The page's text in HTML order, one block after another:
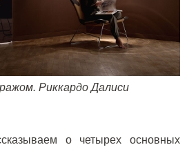
Риккардо Далиси
о четырех основных